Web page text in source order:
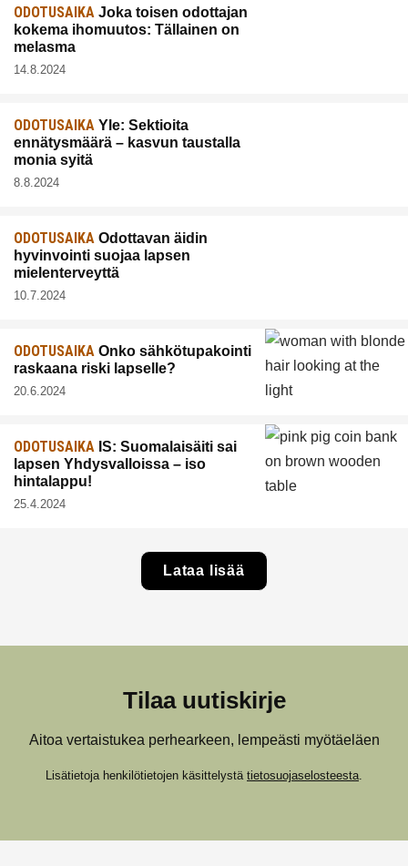
ODOTUSAIKA Joka toisen odottajan
kokema ihomuutos: Tällainen on
melasma
14.8.2024
ODOTUSAIKA Yle: Sektioita
ennätysmäärä – kasvun taustalla
monia syitä
8.8.2024
ODOTUSAIKA Odottavan äidin
hyvinvointi suojaa lapsen
mielenterveyttä
10.7.2024
ODOTUSAIKA Onko sähkötupakointi
raskaana riski lapselle?
20.6.2024
ODOTUSAIKA IS: Suomalaisäiti sai
lapsen Yhdysvalloissa – iso
hintalappu!
25.4.2024
Lataa lisää
Tilaa uutiskirje
Aitoa vertaistukea perhearkeen, lempeästi myötäeläen
Lisätietoja henkilötietojen käsittelystä tietosuojaselosteesta